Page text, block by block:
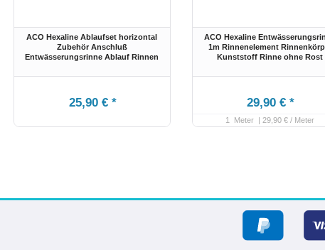
ACO Hexaline Ablaufset horizontal
Zubehör Anschluß
Entwässerungsrinne Ablauf Rinnen
25,90 € *
ACO Hexaline
1m Rinnenelement
Kunststoff Rinne ohne Rost
29,90 € *
1 Meter | 29,90 € / Meter